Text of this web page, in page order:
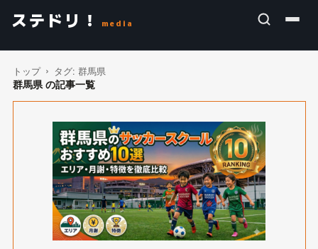
ステドリ！ media
トップ タグ: 群馬県
群馬県 の記事一覧